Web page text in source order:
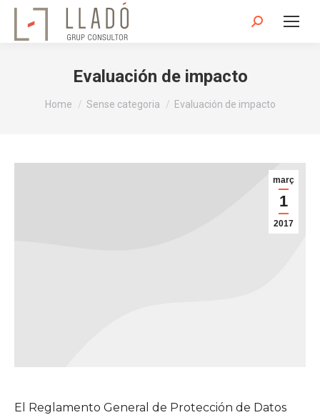
Search:
Evaluación de impacto
You are here:
Home Sense categoria Evaluación de impacto
març
1
2017
El Reglamento General de Protección de Datos